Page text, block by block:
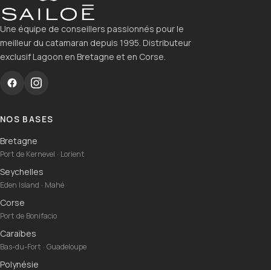
Une équipe de conseillers passionnés pour le
meilleur du catamaran depuis 1995. Distributeur
exclusif Lagoon en Bretagne et en Corse.
NOS BASES
Bretagne
Port de Kernevel · Lorient
Seychelles
Eden Island · Mahé
Corse
Port de Bonifacio
Caraïbes
Bas-du-Fort · Guadeloupe
Polynésie